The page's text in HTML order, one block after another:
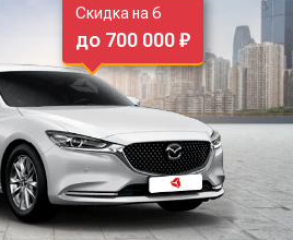
Скидка на 6
до 700 000 ₽